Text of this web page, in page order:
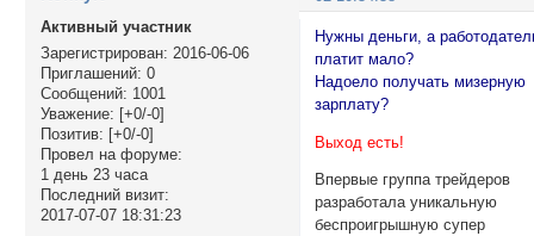
Активный участник
Зарегистрирован: 2016-06-06
Приглашений: 0
Сообщений: 1001
Уважение: [+0/-0]
Позитив: [+0/-0]
Провел на форуме:
1 день 23 часа
Последний визит:
2017-07-07 18:31:23
Нужны деньги, а
платит мало?
Надоело получать мизерную
зарплату?
Выход есть!
Впервые группа трейдеров
разработала уникальную
беспроигрышную супер